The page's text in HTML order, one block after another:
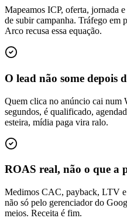
Mapeamos ICP, oferta, jornada
de subir campanha. Tráfego
Arco recusa essa equação.
O lead não some depois
Quem clica no anúncio cai num
segundos, é qualificado,
esteira, mídia paga vira ralo.
ROAS real, não o que a
Medimos CAC, payback, LTV
não só pelo gerenciador do
meios. Receita é fim.